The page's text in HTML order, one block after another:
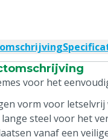
voor het
vorm voor letselvrij
lange steel voor het
vanaf een